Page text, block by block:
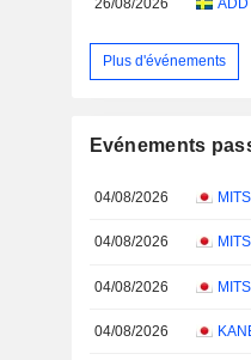
26/08/2026
Plus d'événements
Evénements
04/08/2026
04/08/2026
04/08/2026
04/08/2026